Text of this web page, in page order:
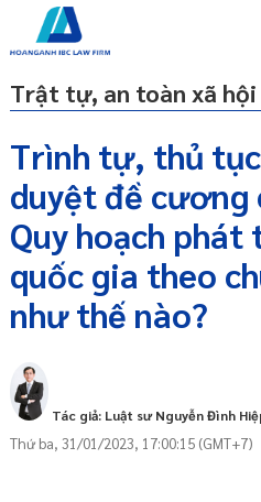
Trật tự, an toàn xã hội
Trình tự, thủ
duyệt đề cương
Quy hoạch
quốc gia theo
như thế nào?
Tác giả: Luật sư Nguyễn Đình
Thứ ba, 31/01/2023, 17:00:15 (GMT+7)
Bước 1:
Bước 2:
Bước 3:
Bước 4:
phí qua zalo
sư trực tuyến online
ty/doanh nghiệp
gói
phí qua zalo
ty/doanh nghiệp
gói
ty/doanh nghiệp